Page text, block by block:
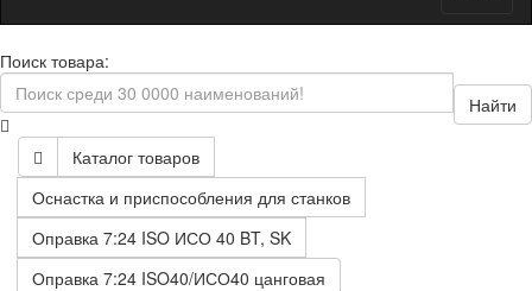
Поиск товара:
Найти
Каталог товаров
Оснастка и приспособления для станков
Оправка 7:24 ISO ИСО 40 BT, SK
Оправка 7:24 ISO40/ИСО40 цанговая